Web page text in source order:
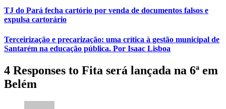
TJ do Pará fecha cartório por venda de documentos falsos e
expulsa cartorário
Terceirização e precarização: uma crítica à gestão municipal de
Santarém na educação pública. Por Isaac Lisboa
4 Responses to Fita será lançada na 6ª em
Belém